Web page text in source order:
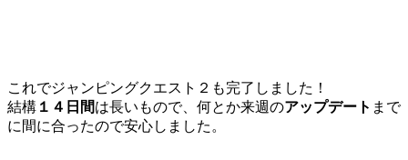
これでジャンピングクエスト２も完了しました！
結構 １４日間は長いもので、何とか来週のアップデート まで
に間に合ったので安心しました。